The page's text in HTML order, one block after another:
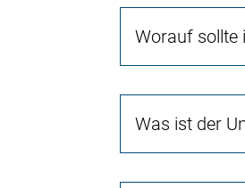
Worauf sollte
Was ist der